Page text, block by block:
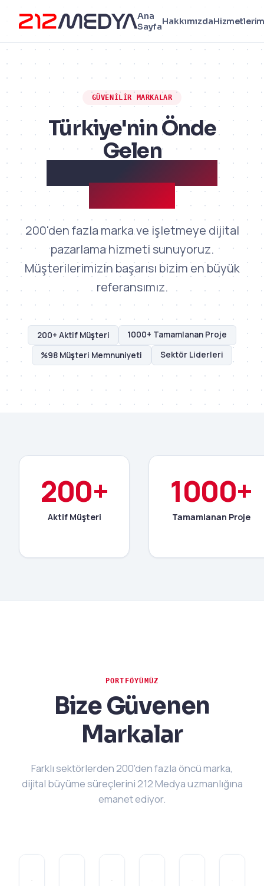
Ana
SayfaHakkımızda
GÜVENILIR MARKALAR
Türkiye'nin Önde
Gelen
200'den fazla marka ve işletmeye dijital
pazarlama hizmeti sunuyoruz.
Müşterilerimizin başarısı bizim en büyük
referansımız.
200+ Aktif Müşteri
1000+ Tamamlanan Proje
%98 Müşteri Memnuniyeti
Sektör Liderleri
200+
Aktif Müşteri
1000+
Tamamlanan Proje
PORTFÖYÜMÜZ
Bize Güvenen
Markalar
Farklı sektörlerden 200'den fazla öncü marka,
dijital büyüme süreçlerini 212 Medya uzmanlığına
emanet ediyor.